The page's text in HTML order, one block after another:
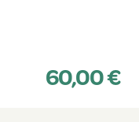
60,00 €